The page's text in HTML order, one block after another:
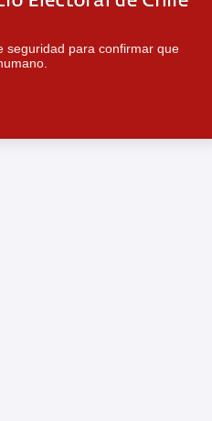
seguridad para confirmar que